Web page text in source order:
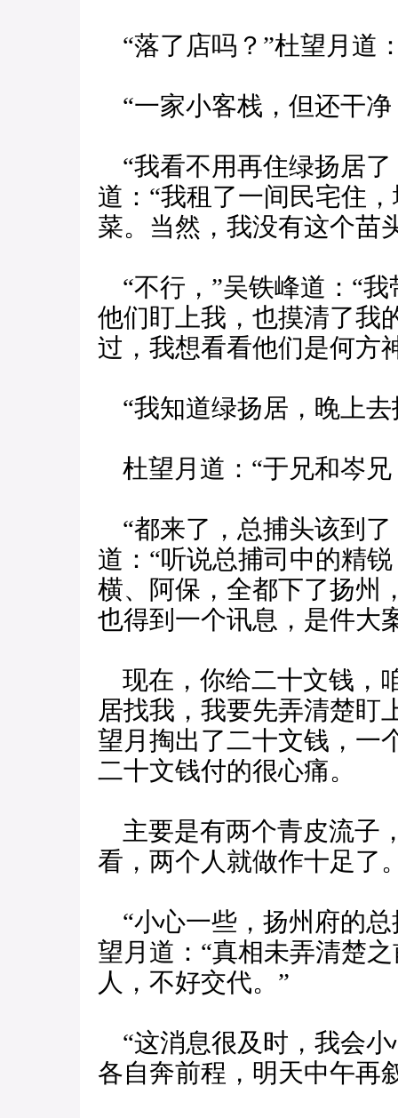
“落了店吗？”杜望月道
“一家小客栈，但还干净
“我看不用再住绿扬居了
道：“我租了一间民宅住
菜。当然，我没有这个苗
“不行，”吴铁峰道：“
他们盯上我，也摸清了我
过，我想看看他们是何方
“我知道绿扬居，晚上去
杜望月道：“于兄和岑兄
“都来了，总捕头该到了
道：“听说总捕司中的精
横、阿保，全都下了扬州
也得到一个讯息，是件大
现在，你给二十文钱，
居找我，我要先弄清楚盯
望月掏出了二十文钱，一
二十文钱付的很心痛。
主要是有两个青皮流子
看，两个人就做作十足了
“小心一些，扬州府的总
望月道：“真相未弄清楚
人，不好交代。”
“这消息很及时，我会小
各自奔前程，明天中午再